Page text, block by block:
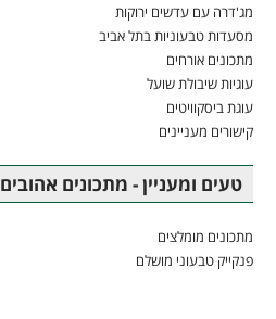
מג'דרה עם עדשים ירוקות
מסעדות טבעוניות בתל אביב
מתכונים אורחים
עוגיות שיבולת שועל
עוגת ביסקוויטים
קישורים מעניינים
טעים ומעניין - מתכונים אהובים
מתכונים מומלצים
פנקייק טבעוני מושלם